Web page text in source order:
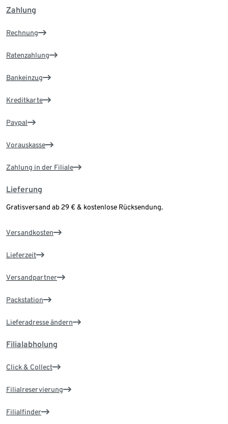
Zahlung
Rechnung
Ratenzahlung
Bankeinzug
Kreditkarte
Paypal
Vorauskasse
Zahlung in der Filiale
Lieferung
Gratisversand ab 29 € & kostenlose Rücksendung.
Versandkosten
Lieferzeit
Versandpartner
Packstation
Lieferadresse ändern
Filialabholung
Click & Collect
Filialreservierung
Filialfinder